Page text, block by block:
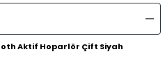
Aktif Hoparlör Çift Siyah